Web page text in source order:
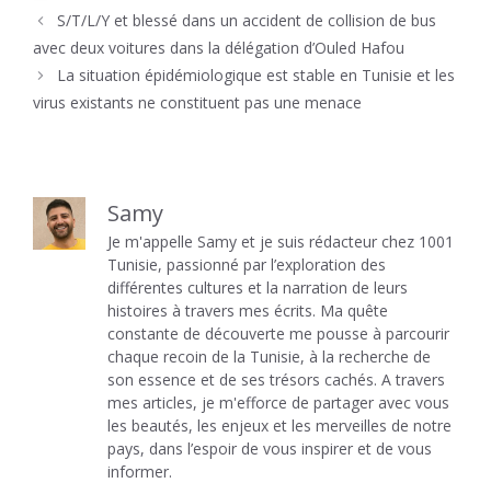
S/T/L/Y et blessé dans un accident de collision de bus
avec deux voitures dans la délégation d’Ouled Hafou
La situation épidémiologique est stable en Tunisie et les
virus existants ne constituent pas une menace
Samy
Je m'appelle Samy et je suis rédacteur chez 1001
Tunisie, passionné par l’exploration des
différentes cultures et la narration de leurs
histoires à travers mes écrits. Ma quête
constante de découverte me pousse à parcourir
chaque recoin de la Tunisie, à la recherche de
son essence et de ses trésors cachés. A travers
mes articles, je m'efforce de partager avec vous
les beautés, les enjeux et les merveilles de notre
pays, dans l’espoir de vous inspirer et de vous
informer.